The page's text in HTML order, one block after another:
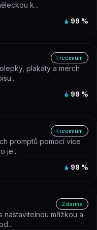
k...
99 %
Freemium
plakáty a merch
99 %
Freemium
promptů pomocí více
je...
99 %
Zdarma
nastavitelnou mřížkou a